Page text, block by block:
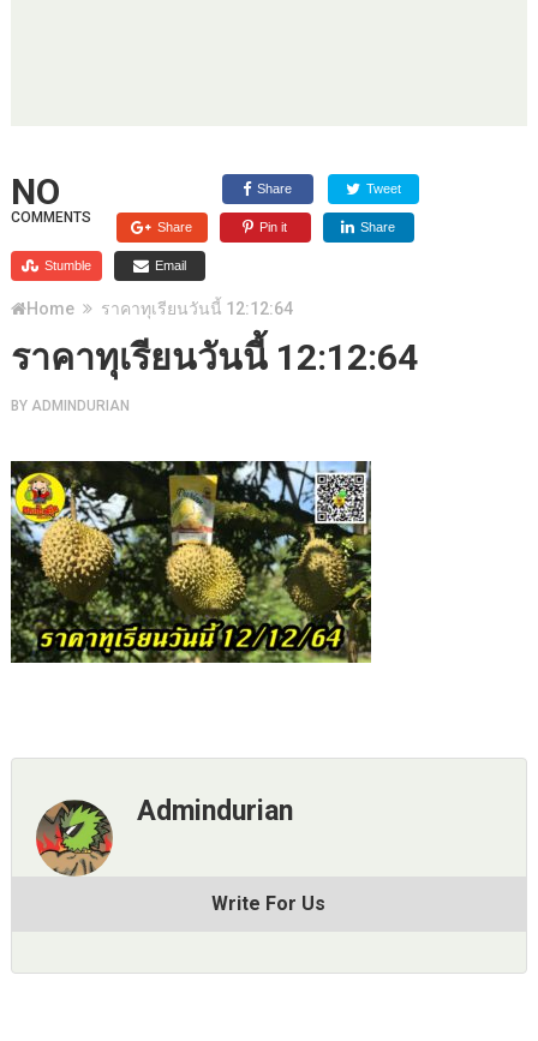
NO
COMMENTS
Share Tweet
Share Pin it Share
Stumble Email
Home ราคาทุเรียนวันนี้ 12:12:64
ราคาทุเรียนวันนี้ 12:12:64
BY ADMINDURIAN
Admindurian
Write For Us